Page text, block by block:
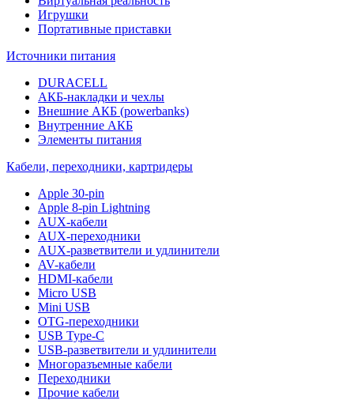
Игрушки
Портативные приставки
Источники питания
DURACELL
АКБ-накладки и чехлы
Внешние АКБ (powerbanks)
Внутренние АКБ
Элементы питания
Кабели, переходники, картридеры
Apple 30-pin
Apple 8-pin Lightning
AUX-кабели
AUX-переходники
AUX-разветвители и удлинители
AV-кабели
HDMI-кабели
Micro USB
Mini USB
OTG-переходники
USB Type-C
USB-разветвители и удлинители
Многоразъемные кабели
Переходники
Прочие кабели